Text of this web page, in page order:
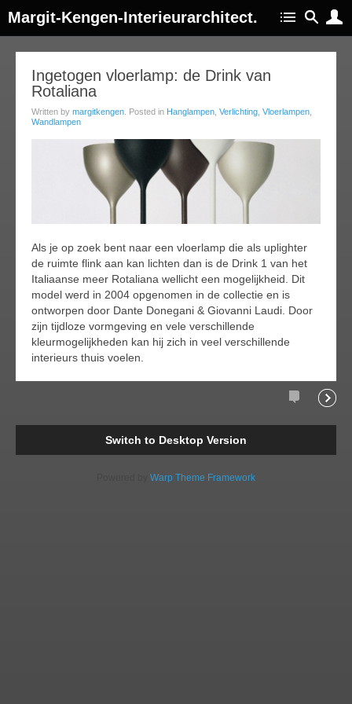
Margit-Kengen-Interieurarchitect.
Ingetogen vloerlamp: de Drink van
Rotaliana
Written by margitkengen . Posted in Hanglampen Verlichting Vloerlampen
Wandlampen
Als je op zoek bent naar een vloerlamp die als uplighter
de ruimte flink aan kan lichten dan is de Drink 1 van het
Italiaanse meer Rotaliana wellicht een mogelijkheid. Dit
model werd in 2004 opgenomen in de collectie en is
ontworpen door Dante Donegani & Giovanni Laudi. Door
zijn tijdloze vormgeving en vele verschillende
kleurmogelijkheden kan hij zich in veel verschillende
interieurs thuis voelen.
Comments
Switch to Desktop Version
Warp Theme Framework